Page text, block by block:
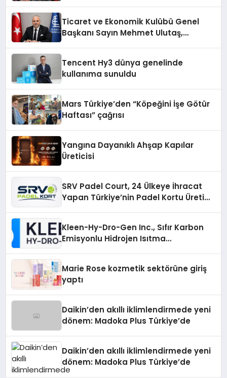
Ticaret ve Ekonomik Kulübü Genel
Başkanı Sayın Mehmet Ulutaş,
Tencent Hy3 dünya genelinde
kullanıma sunuldu
Mars Türkiye’den “Köpeğini İşe Götür
Haftası” çağrısı
Yangına Dayanıklı Ahşap Kapılar
Üreticisi
SRV Padel Court, 24 Ülkeye İhracat
Yapan Türkiye’nin Padel Kortu Üretim
Kleen-Hy-Dro-Gen Inc., Sıfır Karbon
Emisyonlu Hidrojen Isıtma
Marie Rose kozmetik sektörüne giriş
yaptı
Daikin’den akıllı iklimlendirmede yeni
dönem: Madoka Plus Türkiye’de
Daikin’den akıllı iklimlendirmede yeni
dönem: Madoka Plus Türkiye’de